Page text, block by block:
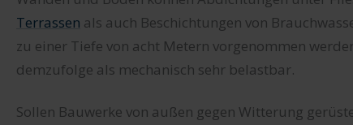
Terrassen als auch Beschichtungen von
zu einer Tiefe von acht Metern vorgenommen
demzufolge als mechanisch sehr belastbar.
Sollen Bauwerke von außen gegen Witterung